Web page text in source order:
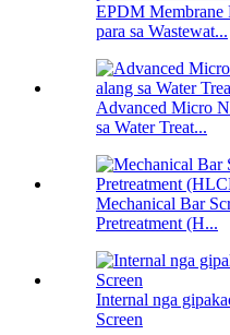
EPDM Membrane
para sa Wastewat...
Advanced Micro
sa Water Treat...
Mechanical Bar
Pretreatment (H...
Internal nga
Screen